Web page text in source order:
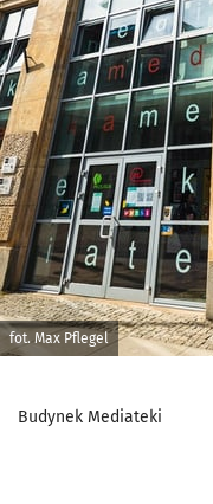
fot. Max Pflegel
Budynek Mediateki